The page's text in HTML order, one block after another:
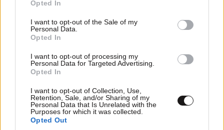
use your data for below specified purposes in below Google
consent section.
Opted In
I want to opt-out of the Sale of my
Personal Data.
Opted In
I want to opt-out of processing my
Personal Data for Targeted Advertising.
Opted In
I want to opt-out of Collection, Use,
Retention, Sale, and/or Sharing of my
Personal Data that Is Unrelated with the
Purposes for which it was collected.
Opted Out
LIFESTYLE06·08·2026 22:38
Αθηνά Οικονομάκου από τα Μπόρα Μπόρα:
«Έσκασε τώρα όλη η κούραση» – Το απρόοπτο
πρόβλημα υγείας